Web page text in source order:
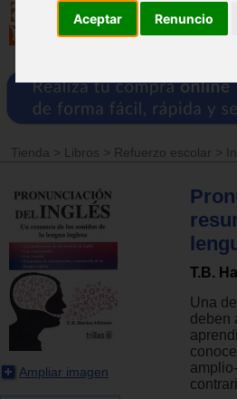
Aceptar Renuncio
Tienda > Libros > Refuerzo escolar >
Ampliar imagen
T.B.
Una
deben